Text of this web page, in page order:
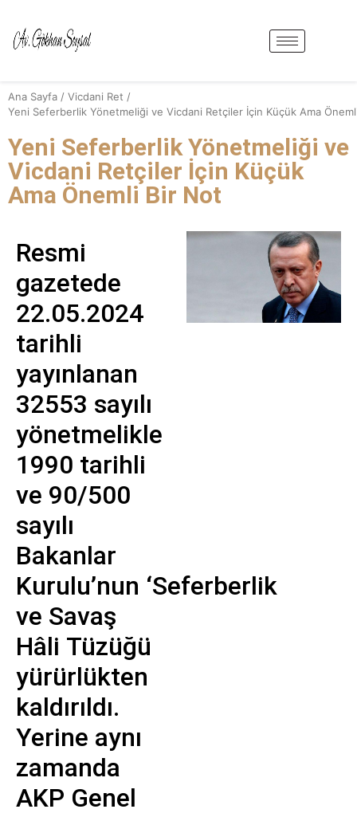
Ana Sayfa / Vicdani Ret /
Yeni Seferberlik Yönetmeliği ve Vicdani Retçiler İçin Küçük Ama
Yeni Seferberlik Yönetmeliği ve
Vicdani Retçiler İçin Küçük
Ama Önemli Bir Not
Resmi
gazetede
22.05.2024
tarihli
yayınlanan
32553 sayılı
yönetmelikle
1990 tarihli
ve 90/500
sayılı
Bakanlar
Kurulu’nun ‘Seferberlik
ve Savaş
Hâli Tüzüğü
yürürlükten
kaldırıldı.
Yerine aynı
zamanda
AKP Genel